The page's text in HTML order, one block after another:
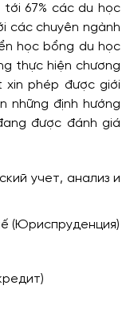
67% các du học
các chuyên ngành
học bổng du học
thực hiện chương
xin phép được giới
những định hướng
được đánh giá
учет, анализ и
(Юриспруденция)